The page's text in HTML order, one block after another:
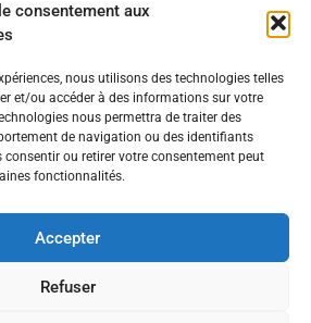
consentement aux
nous utilisons des technologies telles
et/ou accéder à des informations sur votre
nous permettra de traiter des
de navigation ou des identifiants
consentir ou retirer votre consentement peut
fonctionnalités.
Accepter
Refuser
•Contact